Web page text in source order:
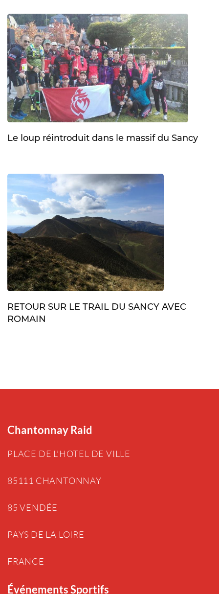
Le loup réintroduit dans le massif du Sancy
RETOUR SUR LE TRAIL DU SANCY AVEC
ROMAIN
Chantonnay Raid
PLACE DE L’HOTEL DE VILLE
85111 CHANTONNAY
85 VENDÉE
PAYS DE LA LOIRE
FRANCE
Événements Sportifs